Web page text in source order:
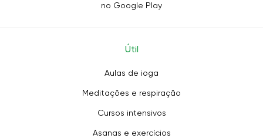
no Google Play
Útil
Aulas de ioga
Meditações e respiração
Cursos intensivos
Asanas e exercícios